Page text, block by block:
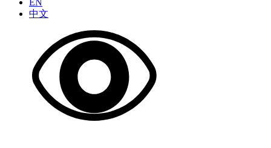
EN
中文